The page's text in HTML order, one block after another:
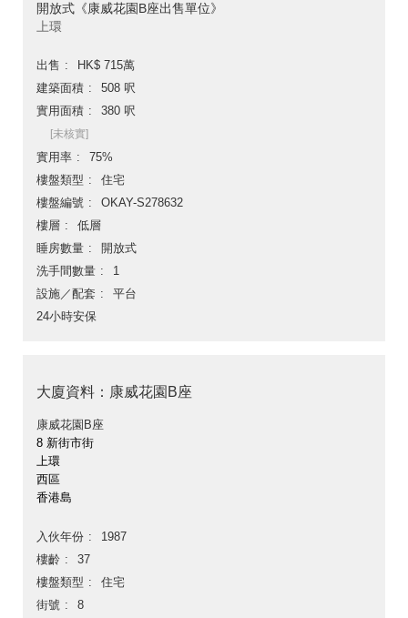
開放式《康威花園B座出售單位》
上環
出售
HK$ 715萬
建築面積
508 呎
實用面積
380 呎
[未核實]
實用率
75%
樓盤類型
住宅
樓盤編號
OKAY-S278632
樓層
低層
睡房數量
開放式
洗手間數量
1
設施／配套
平台
24小時安保
大廈資料：康威花園B座
康威花園B座
8 新街市街
上環
西區
香港島
入伙年份
1987
樓齡
37
樓盤類型
住宅
街號
8